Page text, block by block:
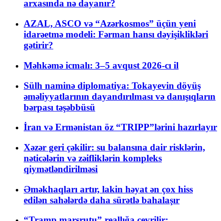
arxasında nə dayanır?
AZAL, ASCO və “Azərkosmos” üçün yeni
idarəetmə modeli: Fərman hansı dəyişiklikləri
gətirir?
Məhkəmə icmalı: 3–5 avqust 2026-cı il
Sülh naminə diplomatiya: Tokayevin döyüş
əməliyyatlarının dayandırılması və danışıqların
bərpası təşəbbüsü
İran və Ermənistan öz “TRIPP”lərini hazırlayır
Xəzər geri çəkilir: su balansına dair risklərin,
nəticələrin və zəifliklərin kompleks
qiymətləndirilməsi
Əməkhaqları artır, lakin həyat ən çox hiss
edilən sahələrdə daha sürətlə bahalaşır